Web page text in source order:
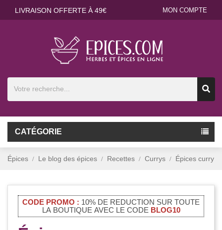
LIVRAISON OFFERTE À 49€ MON COMPTE
CATÉGORIE
Épices Le blog des épices Recettes Currys Épices curry
CODE PROMO : 10% DE REDUCTION SUR TOUTE
LA BOUTIQUE AVEC LE CODE BLOG10